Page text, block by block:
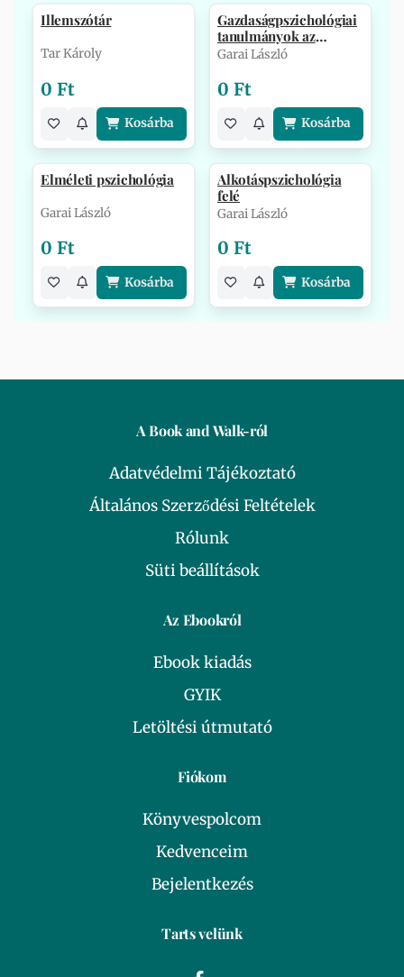
Illemszótár
Tar Károly
0 Ft
Kosárba
Gazdaságpszichológiai
tanulmányok az
egyetemről
Garai László
0 Ft
Kosárba
Elméleti pszichológia
Garai László
0 Ft
Kosárba
Alkotáspszichológia
felé
Garai László
0 Ft
Kosárba
A Book and Walk-ról
Adatvédelmi Tájékoztató
Általános Szerződési Feltételek
Rólunk
Süti beállítások
Az Ebookról
Ebook kiadás
GYIK
Letöltési útmutató
Fiókom
Könyvespolcom
Kedvenceim
Bejelentkezés
Tarts velünk